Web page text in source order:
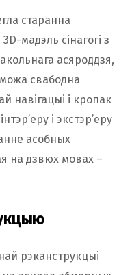
старанна
мадэль сінагогі з
асяроддзя,
можа свабодна
навігацыі і кропак
і экстэр’еру
асобных
на дзвюх мовах –
рэканструкцыі